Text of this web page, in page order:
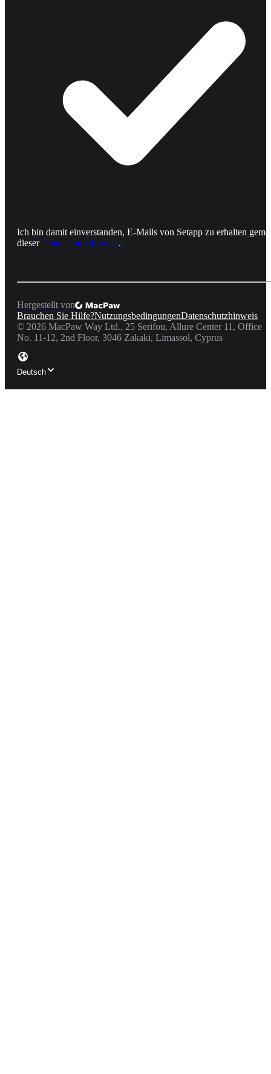
Ich bin damit einverstanden, E-Mails von Setapp zu erhalten
dieser Datenschutzhinweis.
Hergestellt von
Brauchen Sie Hilfe?NutzungsbedingungenDatenschutzhinweis
© 2026 MacPaw Way Ltd., 25 Serifou, Allure Center 11, Office
No. 11-12, 2nd Floor, 3046 Zakaki, Limassol, Cyprus
Deutsch